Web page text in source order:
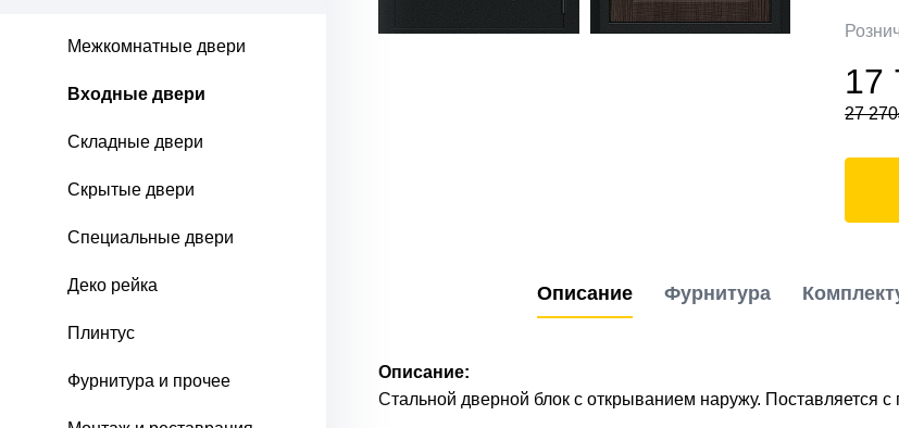
Межкомнатные двери
Входные двери
Складные двери
Скрытые двери
Специальные двери
Деко рейка
Плинтус
Фурнитура и прочее
17
27 270
Описание Фурнитура
Описание:
Стальной дверной блок с открыванием наружу. Поставляется